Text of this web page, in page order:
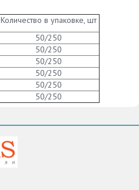
Количество в упаковке, шт
50/250
50/250
50/250
50/250
50/250
50/250